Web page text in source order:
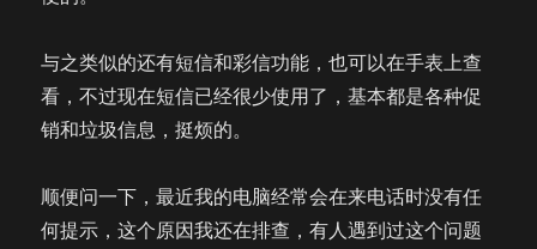
与之类似的还有短信和彩信功能，也可以在手表上查
看，不过现在短信已经很少使用了，基本都是各种促
销和垃圾信息，挺烦的。
顺便问一下，最近我的电脑经常会在来电话时没有任
何提示，这个原因我还在排查，有人遇到过这个问题